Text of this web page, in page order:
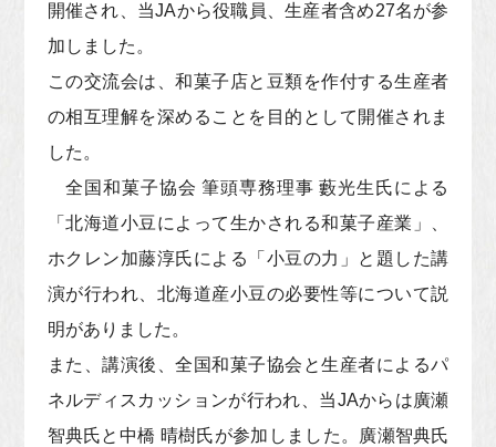
開催され、当JAから役職員、生産者含め27名が参
加しました。
この交流会は、和菓子店と豆類を作付する生産者
の相互理解を深めることを目的として開催されま
した。
全国和菓子協会 筆頭専務理事 藪光生氏による
「北海道小豆によって生かされる和菓子産業」、
ホクレン加藤淳氏による「小豆の力」と題した講
演が行われ、北海道産小豆の必要性等について説
明がありました。
また、講演後、全国和菓子協会と生産者によるパ
ネルディスカッションが行われ、当JAからは廣瀬
智典氏と中橋 晴樹氏が参加しました。廣瀬智典氏